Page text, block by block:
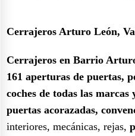
Cerrajeros Arturo León,
Cerrajeros en Barrio
161 aperturas de puertas,
coches de todas las marcas
puertas acorazadas,
interiores, mecánicas, rejas,